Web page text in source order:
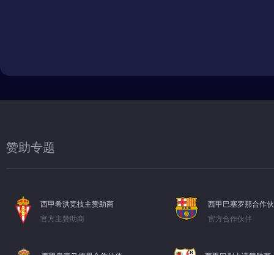
赞助专题
西甲希洪竞技主赞助商
官方主赞助商
西甲巴塞罗那合作
官方合作伙伴